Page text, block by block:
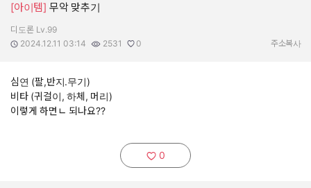
[아이템] 무악 맞추기
작성자:
디도론 Lv.99
작성일:
2024.12.11 03:14
조회수:
2531
추천수:
0 주소복사
심연 (팔,반지.무기)
비타 (귀걸이, 하체, 머리)
이렇게 하면ㄴ 되나요??
추천하기:
0